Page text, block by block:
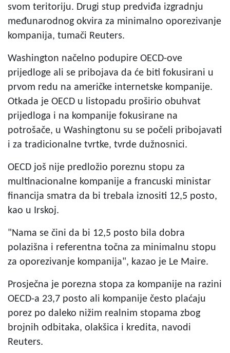
svom teritoriju. Drugi stup predviđa izgradnju
međunarodnog okvira za minimalno oporezivanje
kompanija, tumači Reuters.
Washington načelno podupire OECD-ove
prijedloge ali se pribojava da će biti fokusirani u
prvom redu na američke internetske kompanije.
Otkada je OECD u listopadu proširio obuhvat
prijedloga i na kompanije fokusirane na
potrošače, u Washingtonu su se počeli pribojavati
i za tradicionalne tvrtke, tvrde dužnosnici.
OECD još nije predložio poreznu stopu za
multinacionalne kompanije a francuski ministar
financija smatra da bi trebala iznositi 12,5 posto,
kao u Irskoj.
"Nama se čini da bi 12,5 posto bila dobra
polazišna i referentna točna za minimalnu stopu
za oporezivanje kompanija", kazao je Le Maire.
Prosječna je porezna stopa za kompanije na razini
OECD-a 23,7 posto ali kompanije često plaćaju
porez po daleko nižim realnim stopama zbog
brojnih odbitaka, olakšica i kredita, navodi
Reuters.